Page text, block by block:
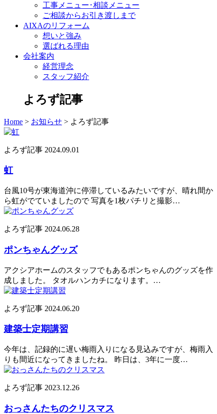
工事メニュー･相談メニュー
ご相談からお引き渡しまで
AIXAのリフォーム
想いと強み
選ばれる理由
会社案内
経営理念
スタッフ紹介
よろず記事
Home > お知らせ > よろず記事
よろず記事 2024.09.01
虹
台風10号が東海道沖に停滞しているみたいですが、晴れ間か
ら虹がでていましたので 写真を1枚パチリと撮影…
よろず記事 2024.06.28
ポンちゃんグッズ
アクシアホームのスタッフでもあるポンちゃんのグッズを作
成しました。 タオルハンカチになります。…
よろず記事 2024.06.20
建築士定期講習
今年は、記録的に遅い梅雨入りになる見込みですが、梅雨入
りも間近になってきましたね。 昨日は、3年に一度…
よろず記事 2023.12.26
おっさんたちのクリスマス